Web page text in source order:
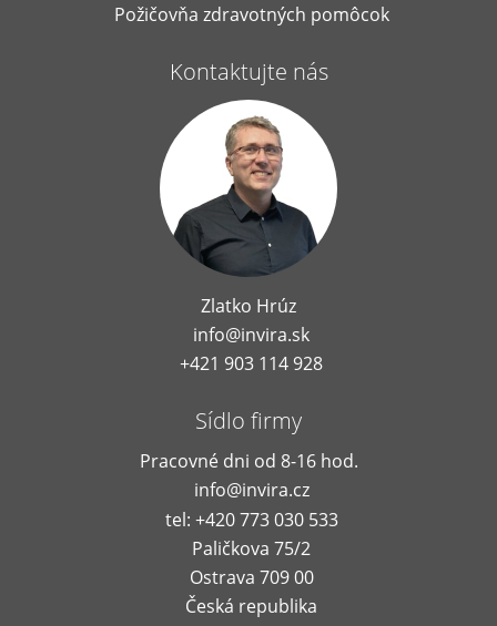
Požičovňa zdravotných pomôcok
Kontaktujte nás
Zlatko Hrúz
info@invira.sk
+421 903 114 928
Sídlo firmy
Pracovné dni od 8-16 hod.
info@invira.cz
tel: +420 773 030 533
Paličkova 75/2
Ostrava 709 00
Česká republika